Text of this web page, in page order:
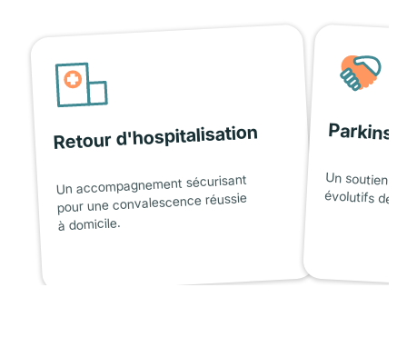
Retour d'hospitalisation
Un accompagnement sécurisant
pour une convalescence réussie
à domicile.
Un soutien
évolutifs de